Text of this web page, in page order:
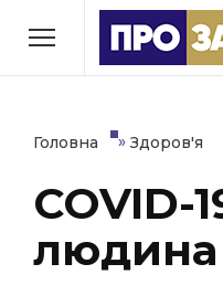
РУБРИКИ
Економіка
Політика
Втрачений
(відеоверсія)
Головна » Здоров'я
COVID-